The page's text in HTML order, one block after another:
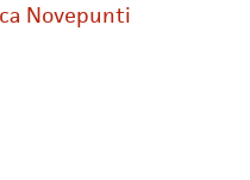
Novepunti